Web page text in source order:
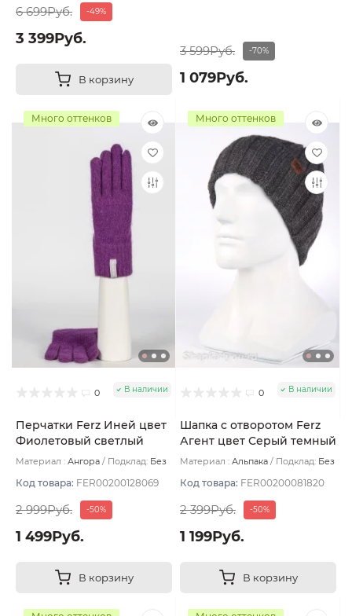
6 699Руб. -49%
3 399Руб.
В корзину
3 599Руб. -70%
1 079Руб.
Много оттенков
0 В наличии
Перчатки Ferz Иней цвет
Фиолетовый светлый
Материал : Ангора Подклад: Без
Код товара: FER00200128069
2 999Руб. -50%
1 499Руб.
В корзину
Много оттенков
0 В наличии
Шапка с отворотом Ferz
Агент цвет Серый темный
Материал : Альпака Подклад: Без
Код товара: FER00200081820
2 399Руб. -50%
1 199Руб.
В корзину